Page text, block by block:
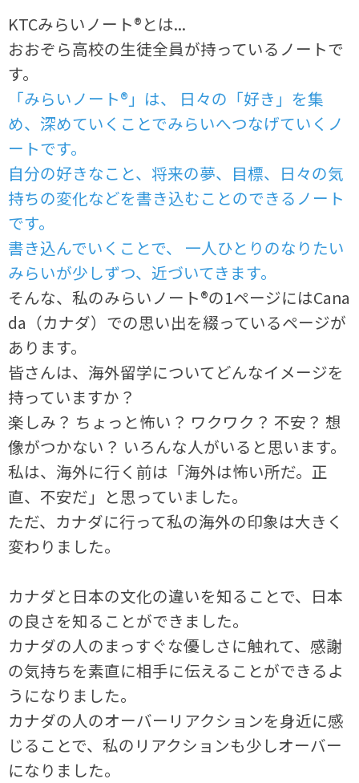
KTCみらいノート®とは...
おおぞら高校の生徒全員が持っているノートで
す。
「みらいノート®」は、 日々の「好き」を集
め、深めていくことでみらいへつなげていくノ
ートです。
自分の好きなこと、将来の夢、目標、日々の気
持ちの変化などを書き込むことのできるノート
です。
書き込んでいくことで、 一人ひとりのなりたい
みらいが少しずつ、近づいてきます。
そんな、私のみらいノート®の1ページにはCana
da（カナダ）での思い出を綴っているページが
あります。
皆さんは、海外留学についてどんなイメージを
持っていますか？
楽しみ？ ちょっと怖い？ ワクワク？ 不安？ 想
像がつかない？ いろんな人がいると思います。
私は、海外に行く前は「海外は怖い所だ。正
直、不安だ」と思っていました。
ただ、カナダに行って私の海外の印象は大きく
変わりました。
カナダと日本の文化の違いを知ることで、日本
の良さを知ることができました。
カナダの人のまっすぐな優しさに触れて、感謝
の気持ちを素直に相手に伝えることができるよ
うになりました。
カナダの人のオーバーリアクションを身近に感
じることで、私のリアクションも少しオーバー
になりました。